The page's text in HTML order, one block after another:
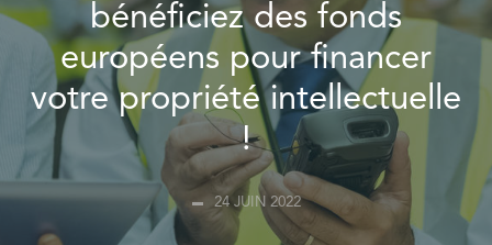
bénéficiez des fonds
européens pour financer
votre propriété intellectuelle
!
24 JUIN 2022